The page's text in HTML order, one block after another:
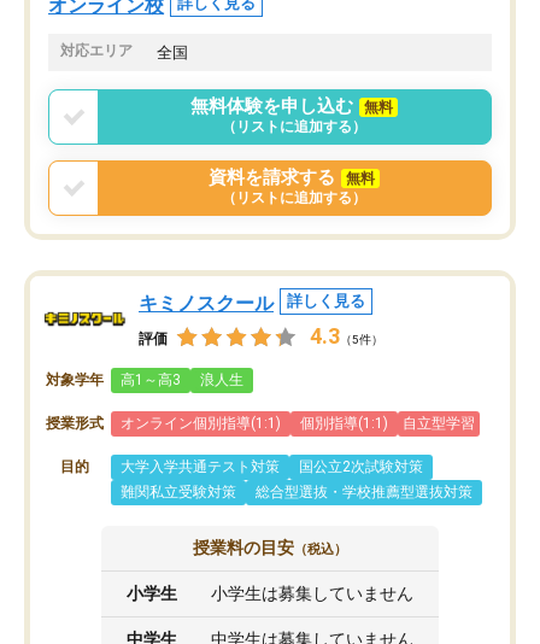
共有があり宿題もそちらで出される形
でした。
言う事で講師変更の申し出があり、あ
まりに短期での変更だった為、塾に通
う事にして退会しました。遅れも取り
戻せ、授業内容や講師の方は良かった
と思います。
オンライン校
対応エリア 全国
無料体験を申し込む
無料
（リストに追加する）
資料を請求する
無料
（リストに追加する）
キミノスクール 詳しく見る
評価 4.3 （5件）
対象学年 高1～高3 浪人生
授業形式 オンライン個別指導(1:1) 個別指導(1:1) 自立型学習
目的 大学入学共通テスト対策
国公立2次試験対策
難関私立受験対策
総合型選抜・学校推薦型選抜対策
授業料の目安 （税込）
小学生 小学生は募集していません
中学生 中学生は募集していません